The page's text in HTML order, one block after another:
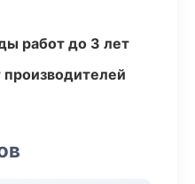
работ до 3 лет